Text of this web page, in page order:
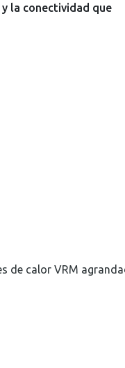
la conectividad que
de calor VRM